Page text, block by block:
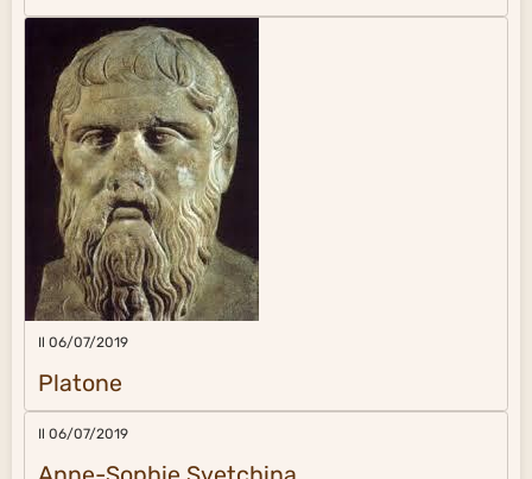
Il 06/07/2019
Platone
Il 06/07/2019